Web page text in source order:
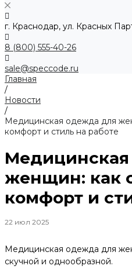
г. Краснодар, ул. Красных
8 (800) 555-40-26
sale@speccode.ru
Главная
/
Новости
/
Медицинская одежда для
комфорт и стиль на работе
женщин: как
комфорт и
22 июл 2025
Медицинская одежда для
скучной и однообразной.